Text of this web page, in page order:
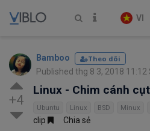
VI
Bamboo Theo dõi
Published thg 8 3, 2018 11:12
+4
Linux - Chim cánh
Ubuntu Linux BSD Minux
clip Chia sẻ